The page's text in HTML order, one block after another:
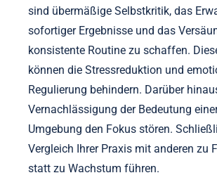
sind übermäßige Selbstkritik, das
sofortiger Ergebnisse und das
konsistente Routine zu schaffen.
können die Stressreduktion und
Regulierung behindern. Darüber
Vernachlässigung der Bedeutung
Umgebung den Fokus stören.
Vergleich Ihrer Praxis mit anderen zu
statt zu Wachstum führen.